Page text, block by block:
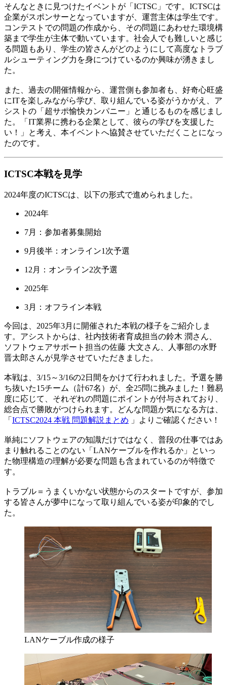
そんなときに見つけたイベントが「ICTSC」です。ICTSCは
企業がスポンサーとなっていますが、運営主体は学生です。
コンテストでの問題の作成から、その問題にあわせた環境構
築まで学生が主体で動いています。社会人でも難しいと感じ
る問題もあり、学生の皆さんがどのようにして高度なトラブ
ルシューティング力を身につけているのか興味が湧きまし
た。
また、過去の開催情報から、運営側も参加者も、好奇心旺盛
にITを楽しみながら学び、取り組んでいる姿がうかがえ、ア
シストの「超サポ愉快カンパニー」と通じるものを感じまし
た。「IT業界に携わる企業として、彼らの学びを支援した
い！」と考え、本イベントへ協賛させていただくことになっ
たのです。
ICTSC本戦を見学
2024年度のICTSCは、以下の形式で進められました。
2024年
7月：参加者募集開始
9月後半：オンライン1次予選
12月：オンライン2次予選
2025年
3月：オフライン本戦
今回は、2025年3月に開催された本戦の様子をご紹介しま
す。アシストからは、社内技術者育成担当の鈴木 潤さん、
ソフトウェアサポート担当の佐藤 大文さん、人事部の水野
晋太郎さんが見学させていただきました。
本戦は、3/15～3/16の2日間をかけて行われました。予選を勝
ち抜いた15チーム（計67名）が、全25問に挑みました！難易
度に応じて、それぞれの問題にポイントが付与されており、
総合点で勝敗がつけられます。どんな問題か気になる方は、
「 ICTSC2024 本戦 問題解説まとめ 」よりご確認ください！
単純にソフトウェアの知識だけではなく、普段の仕事ではあ
まり触れることのない「LANケーブルを作れるか」といっ
た物理構造の理解が必要な問題も含まれているのが特徴で
す。
トラブル＝うまくいかない状態からのスタートですが、参加
する皆さんが夢中になって取り組んでいる姿が印象的でし
た。
LANケーブル作成の様子